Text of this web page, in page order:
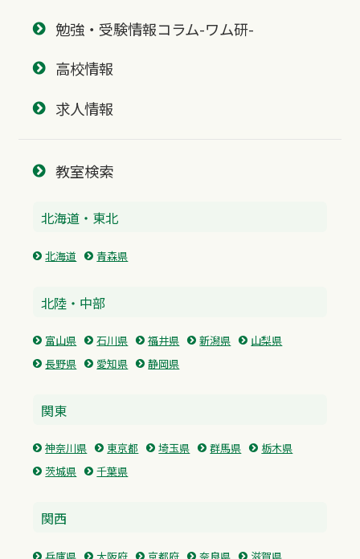
勉強・受験情報コラム-ワム研-
高校情報
求人情報
教室検索
北海道・東北
北海道 青森県
北陸・中部
富山県 石川県 福井県 新潟県
山梨県
長野県
愛知県 静岡県
関東
神奈川県 東京都 埼玉県 群馬県
栃木県
茨城県
千葉県
関西